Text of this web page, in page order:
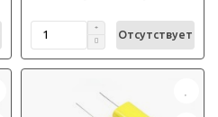
Отсутствует